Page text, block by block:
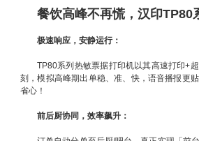
餐饮高峰不再慌，汉印TP80
极速响应，安静运行：
TP80系列热敏票据打印机以其高速打印+
刻，模拟高峰期出单稳、准、快，语音播报更
省心！
前后厨协同，效率飙升：